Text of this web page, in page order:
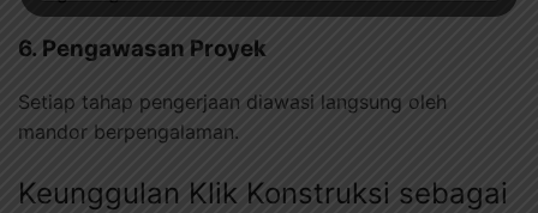
6. Pengawasan Proyek
Setiap tahap pengerjaan diawasi langsung oleh
mandor berpengalaman.
Keunggulan Klik Konstruksi sebagai